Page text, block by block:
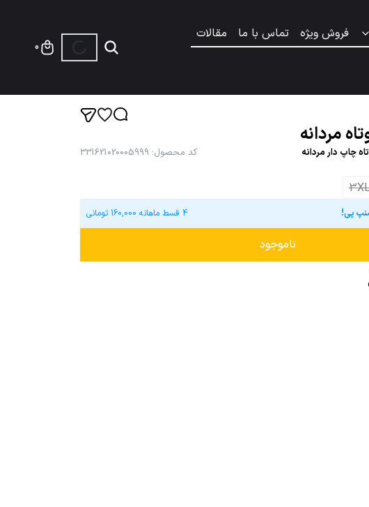
فروش ویژه تماس با ما
مقالات
0
مردانه
چاپ دار مردانه کد محصول:
331621020005999
پی! 4 قسط ماهانه 160,000 تومانی
ناموجود